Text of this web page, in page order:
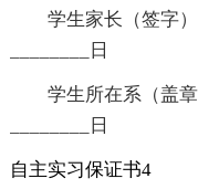
学生家长（签字
________日
学生所在系（盖
________日
自主实习保证书4